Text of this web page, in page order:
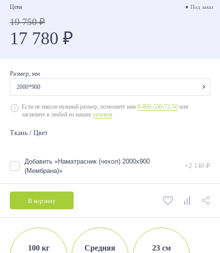
Цена Под заказ
19 750 ₽
17 780 ₽
Размер, мм
2000*900
2000*700
2000*900
2000*1400
2000*1600
2000*1800
Если не нашли нужный размер, позвоните нам 8-800-550-72-50 или
загляните в любой из наших салонов
Ткань / Цвет
Добавить «Наматрасник (чехол) 2000х900
(Мембрана)»
+2 140 ₽
В корзину
100 кг Средняя 23 см